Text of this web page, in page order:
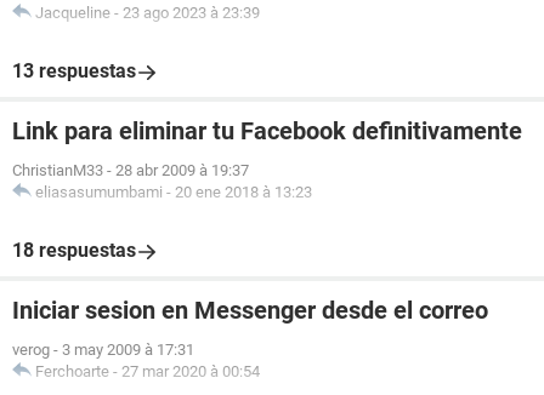
Jacqueline - 23 ago 2023 à 23:39
13 respuestas
Link para eliminar tu Facebook definitivamente
ChristianM33 - 28 abr 2009 à 19:37
eliasasumumbami - 20 ene 2018 à 13:23
18 respuestas
Iniciar sesion en Messenger desde el correo
verog - 3 may 2009 à 17:31
Ferchoarte - 27 mar 2020 à 00:54